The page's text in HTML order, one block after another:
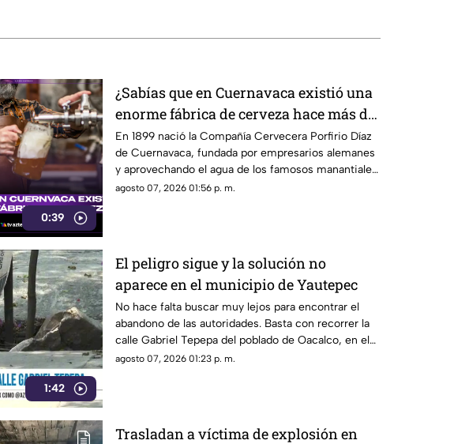
0:39
¿Sabías que en Cuernavaca existió una
enorme fábrica de cerveza hace más de
120 años?
En 1899 nació la Compañía Cervecera Porfirio Díaz
de Cuernavaca, fundada por empresarios alemanes
y aprovechando el agua de los famosos manantiales
de la zona.
agosto 07, 2026 01:56 p. m.
1:42
El peligro sigue y la solución no
aparece en el municipio de Yautepec
No hace falta buscar muy lejos para encontrar el
abandono de las autoridades. Basta con recorrer la
calle Gabriel Tepepa del poblado de Oacalco, en el
municipio de Yautepec.
agosto 07, 2026 01:23 p. m.
Trasladan a víctima de explosión en